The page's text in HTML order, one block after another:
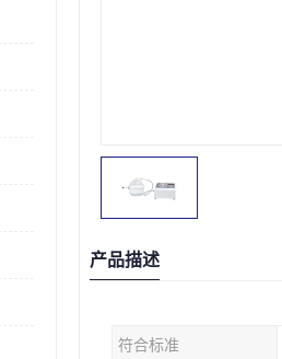
产品描述
符合标准